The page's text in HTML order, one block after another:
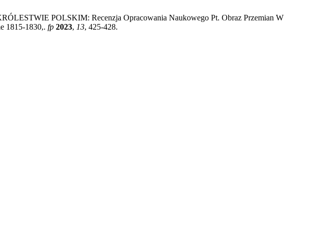
POLSKIM: Recenzja Opracowania Naukowego Pt. Obraz Przemian W
1815-1830,. fp 2023, 13, 425-428.